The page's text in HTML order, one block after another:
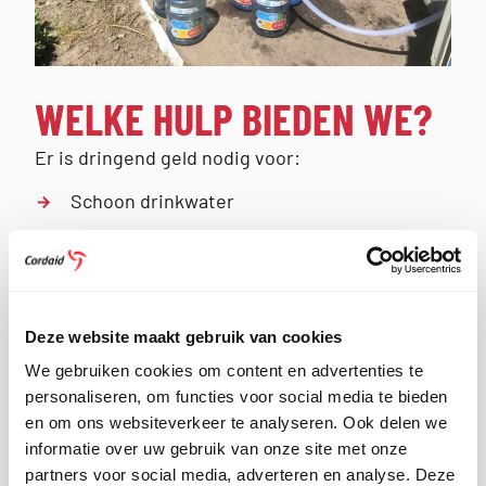
Deze website maakt gebruik van cookies
We gebruiken cookies om content en advertenties te
personaliseren, om functies voor social media te bieden
en om ons websiteverkeer te analyseren. Ook delen we
informatie over uw gebruik van onze site met onze
partners voor social media, adverteren en analyse. Deze
WELKE HULP BIEDEN WE?
Er is dringend geld nodig voor:
Schoon drinkwater
Hygiëneproducten
Evacuaties